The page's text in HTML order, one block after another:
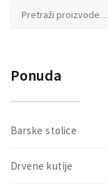
Pretraži:
Ponuda
Barske stolice
Drvene kutije